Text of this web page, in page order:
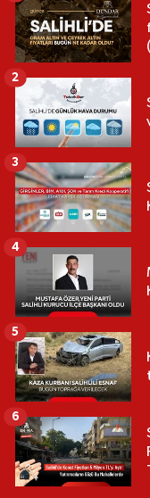
2
3
4
5
6